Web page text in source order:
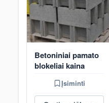
Betoniniai pamato
blokeliai kaina
Įsiminti